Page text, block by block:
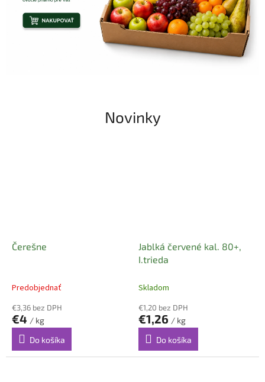
Novinky
Čerešne
Predobjednať
€3,36 bez DPH
€4 / kg
Do košíka
Jablká červené kal. 80+,
I.trieda
Skladom
€1,20 bez DPH
€1,26 / kg
Do košíka